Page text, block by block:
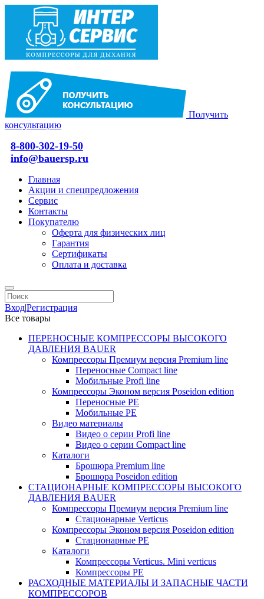
Получить
консультацию
8-800-302-19-50
info@bauersp.ru
Главная
Акции и спецпредложения
Сервис
Контакты
Покупателю
Оферта для физических лиц
Гарантия
Сертификаты
Оплата и доставка
Вход|Регистрация
Все товары
ПЕРЕНОСНЫЕ КОМПРЕССОРЫ ВЫСОКОГО
ДАВЛЕНИЯ BAUER
Компрессоры Премиум версия Premium line
Переносные Compact line
Мобильные Profi line
Компрессоры Эконом версия Poseidon edition
Переносные PE
Мобильные PE
Видео материалы
Видео о серии Profi line
Видео о серии Compact line
Каталоги
Брошюра Premium line
Брошюра Poseidon edition
СТАЦИОНАРНЫЕ КОМПРЕССОРЫ ВЫСОКОГО
ДАВЛЕНИЯ BAUER
Компрессоры Премиум версия Premium line
Стационарные Verticus
Компрессоры Эконом версия Poseidon edition
Стационарные PE
Каталоги
Компрессоры Verticus. Mini verticus
Компрессоры PE
РАСХОДНЫЕ МАТЕРИАЛЫ И ЗАПАСНЫЕ ЧАСТИ
КОМПРЕССОРОВ